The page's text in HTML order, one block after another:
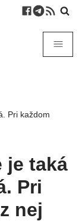
Pri každom
je taká
Pri
nej